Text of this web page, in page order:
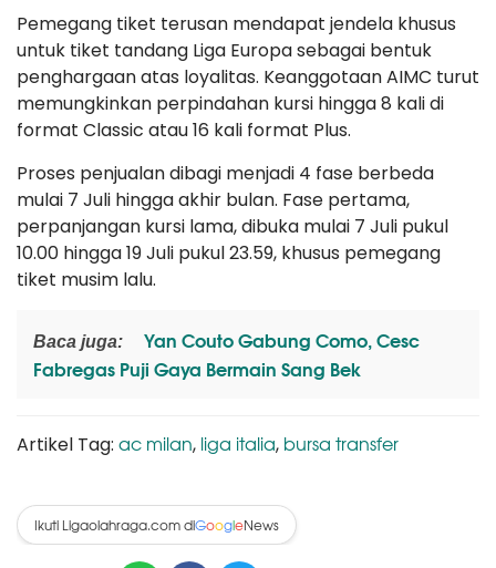
Pemegang tiket terusan mendapat jendela khusus
untuk tiket tandang Liga Europa sebagai bentuk
penghargaan atas loyalitas. Keanggotaan AIMC turut
memungkinkan perpindahan kursi hingga 8 kali di
format Classic atau 16 kali format Plus.
Proses penjualan dibagi menjadi 4 fase berbeda
mulai 7 Juli hingga akhir bulan. Fase pertama,
perpanjangan kursi lama, dibuka mulai 7 Juli pukul
10.00 hingga 19 Juli pukul 23.59, khusus pemegang
tiket musim lalu.
Baca juga:
Yan Couto Gabung Como, Cesc
Fabregas Puji Gaya Bermain Sang Bek
Artikel Tag: ac milan, liga italia, bursa transfer
Ikuti Ligaolahraga.com diGoogleNews